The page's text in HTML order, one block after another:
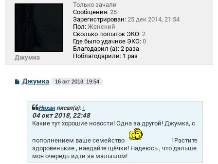
Джумка
Только зачали
Сообщения: 25
Зарегистрирован: 25 дек 2014, 21:54
Пол: Женский
Сколько попыток ЭКО: 2
Где было удачное ЭКО: 0
Благодарил (а): 2 раза
Поблагодарили: 1 раз
С
о
Джумка 16 окт 2018, 19:54
Ниханписал(а): ↑
04 окт 2018, 22:48
Какие тут хорошие новости! Одна за другой! Джумка, с
пополнением ваше семейство
! Растите
здоровенькие , наедайте щёчки! Надеюсь , что дальше
моя очередь идти за малышом!